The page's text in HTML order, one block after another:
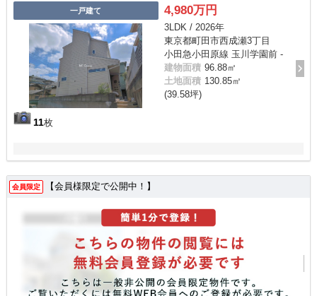
一戸建て
11枚
4,980万円
3LDK / 2026年
東京都町田市西成瀬3丁目
小田急小田原線 玉川学園前 -
建物面積 96.88㎡
土地面積 130.85㎡
(39.58坪)
会員限定 【会員様限定で公開中！】